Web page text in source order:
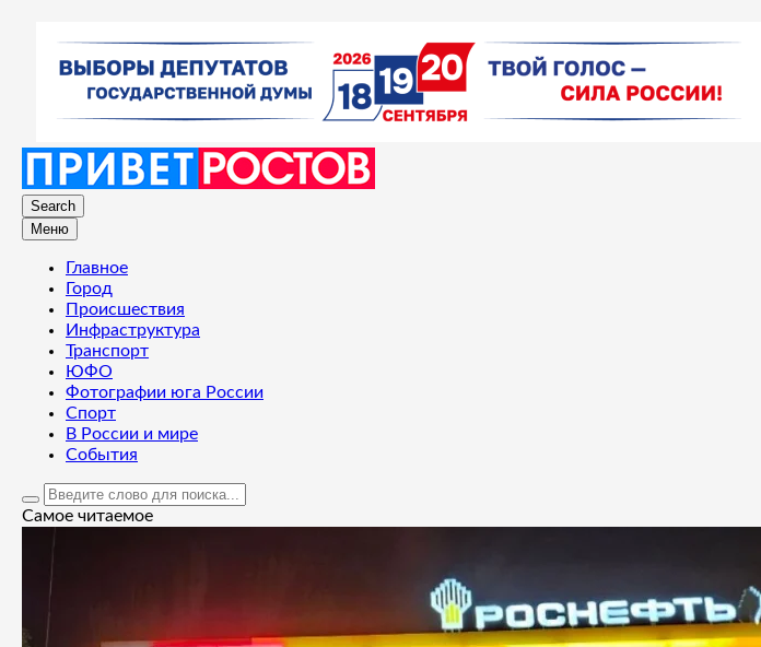
Search
Меню
Главное
Город
Происшествия
Инфраструктура
Транспорт
ЮФО
Фотографии юга России
Спорт
В России и мире
События
Самое читаемое